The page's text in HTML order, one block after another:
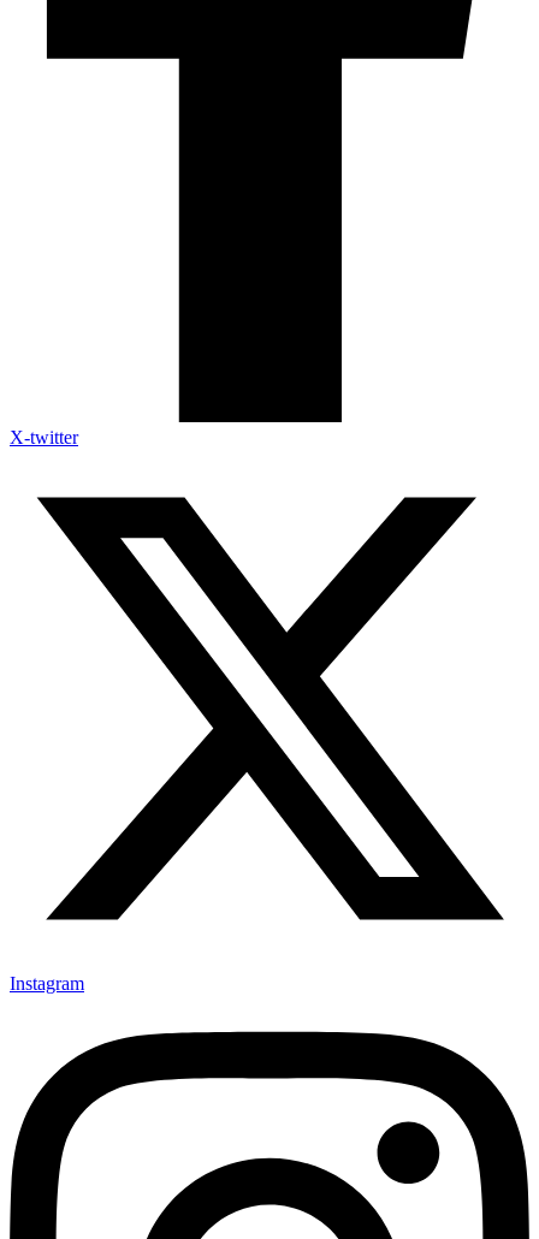
X-twitter
Instagram